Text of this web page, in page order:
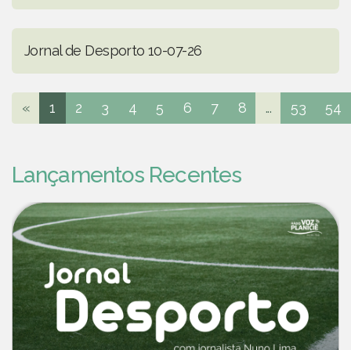
Jornal de Desporto 10-07-26
« 1 2 3 4 5 6 7 8 ... 53 54
Lançamentos Recentes